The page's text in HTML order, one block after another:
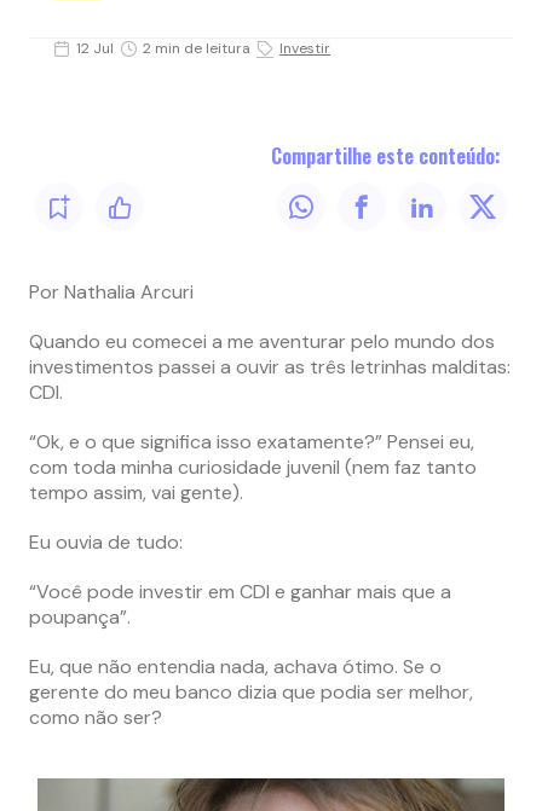
12 Jul 2 min de leitura Investir
Compartilhe este conteúdo:
Por Nathalia Arcuri
Quando eu comecei a me aventurar pelo mundo dos
investimentos passei a ouvir as três letrinhas malditas:
CDI.
“Ok, e o que significa isso exatamente?” Pensei eu,
com toda minha curiosidade juvenil (nem faz tanto
tempo assim, vai gente).
Eu ouvia de tudo:
“Você pode investir em CDI e ganhar mais que a
poupança”.
Eu, que não entendia nada, achava ótimo. Se o
gerente do meu banco dizia que podia ser melhor,
como não ser?